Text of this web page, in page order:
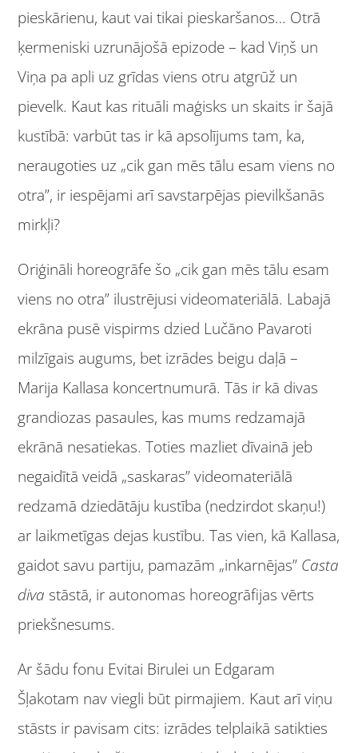
pieskārienu, kaut vai tikai pieskaršanos… Otrā
ķermeniski uzrunājošā epizode – kad Viņš un
Viņa pa apli uz grīdas viens otru atgrūž un
pievelk. Kaut kas rituāli maģisks un skaits ir šajā
kustībā: varbūt tas ir kā apsolījums tam, ka,
neraugoties uz „cik gan mēs tālu esam viens no
otra”, ir iespējami arī savstarpējas pievilkšanās
mirkļi?
Oriģināli horeogrāfe šo „cik gan mēs tālu esam
viens no otra” ilustrējusi videomateriālā. Labajā
ekrāna pusē vispirms dzied Lučāno Pavaroti
milzīgais augums, bet izrādes beigu daļā –
Marija Kallasa koncertnumurā. Tās ir kā divas
grandiozas pasaules, kas mums redzamajā
ekrānā nesatiekas. Toties mazliet dīvainā jeb
negaidītā veidā „saskaras” videomateriālā
redzamā dziedātāju kustība (nedzirdot skaņu!)
ar laikmetīgas dejas kustību. Tas vien, kā Kallasa,
gaidot savu partiju, pamazām „inkarnējas” Casta
diva stāstā, ir autonomas horeogrāfijas vērts
priekšnesums.
Ar šādu fonu Evitai Birulei un Edgaram
Šļakotam nav viegli būt pirmajiem. Kaut arī viņu
stāsts ir pavisam cits: izrādes telplaikā satikties